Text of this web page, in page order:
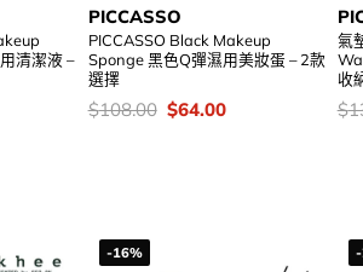
清潔液 –
PICCASSO
PICCASSO Black Makeup
Sponge 黑色Q彈濕用美妝蛋 – 2款
選擇
價
錢：
$108.00 Original
price
$64.00Current
氣
收
價
錢
$
-16%